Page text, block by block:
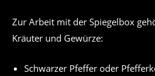
Zur Arbeit mit der Spiegelbox
Kräuter und Gewürze:
Schwarzer Pfeffer oder